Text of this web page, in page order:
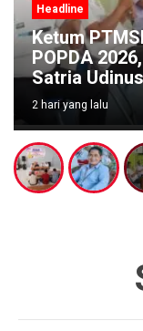
Headline
Ketum
POPDA
Satria
2 hari yang lalu